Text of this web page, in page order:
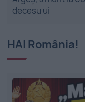
decesului
HAI România!